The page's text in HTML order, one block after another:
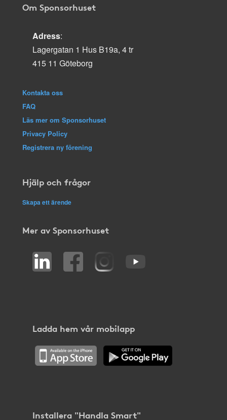
Om Sponsorhuset
Adress:
Lagergatan 1 Hus B19a, 4 tr
415 11 Göteborg
Kontakta oss
FAQ
Läs mer om Sponsorhuset
Privacy Policy
Registrera ny förening
Hjälp och frågor
Skapa ett ärende
Mer av Sponsorhuset
Ladda hem vår mobilapp
Installera "Handla Smart"